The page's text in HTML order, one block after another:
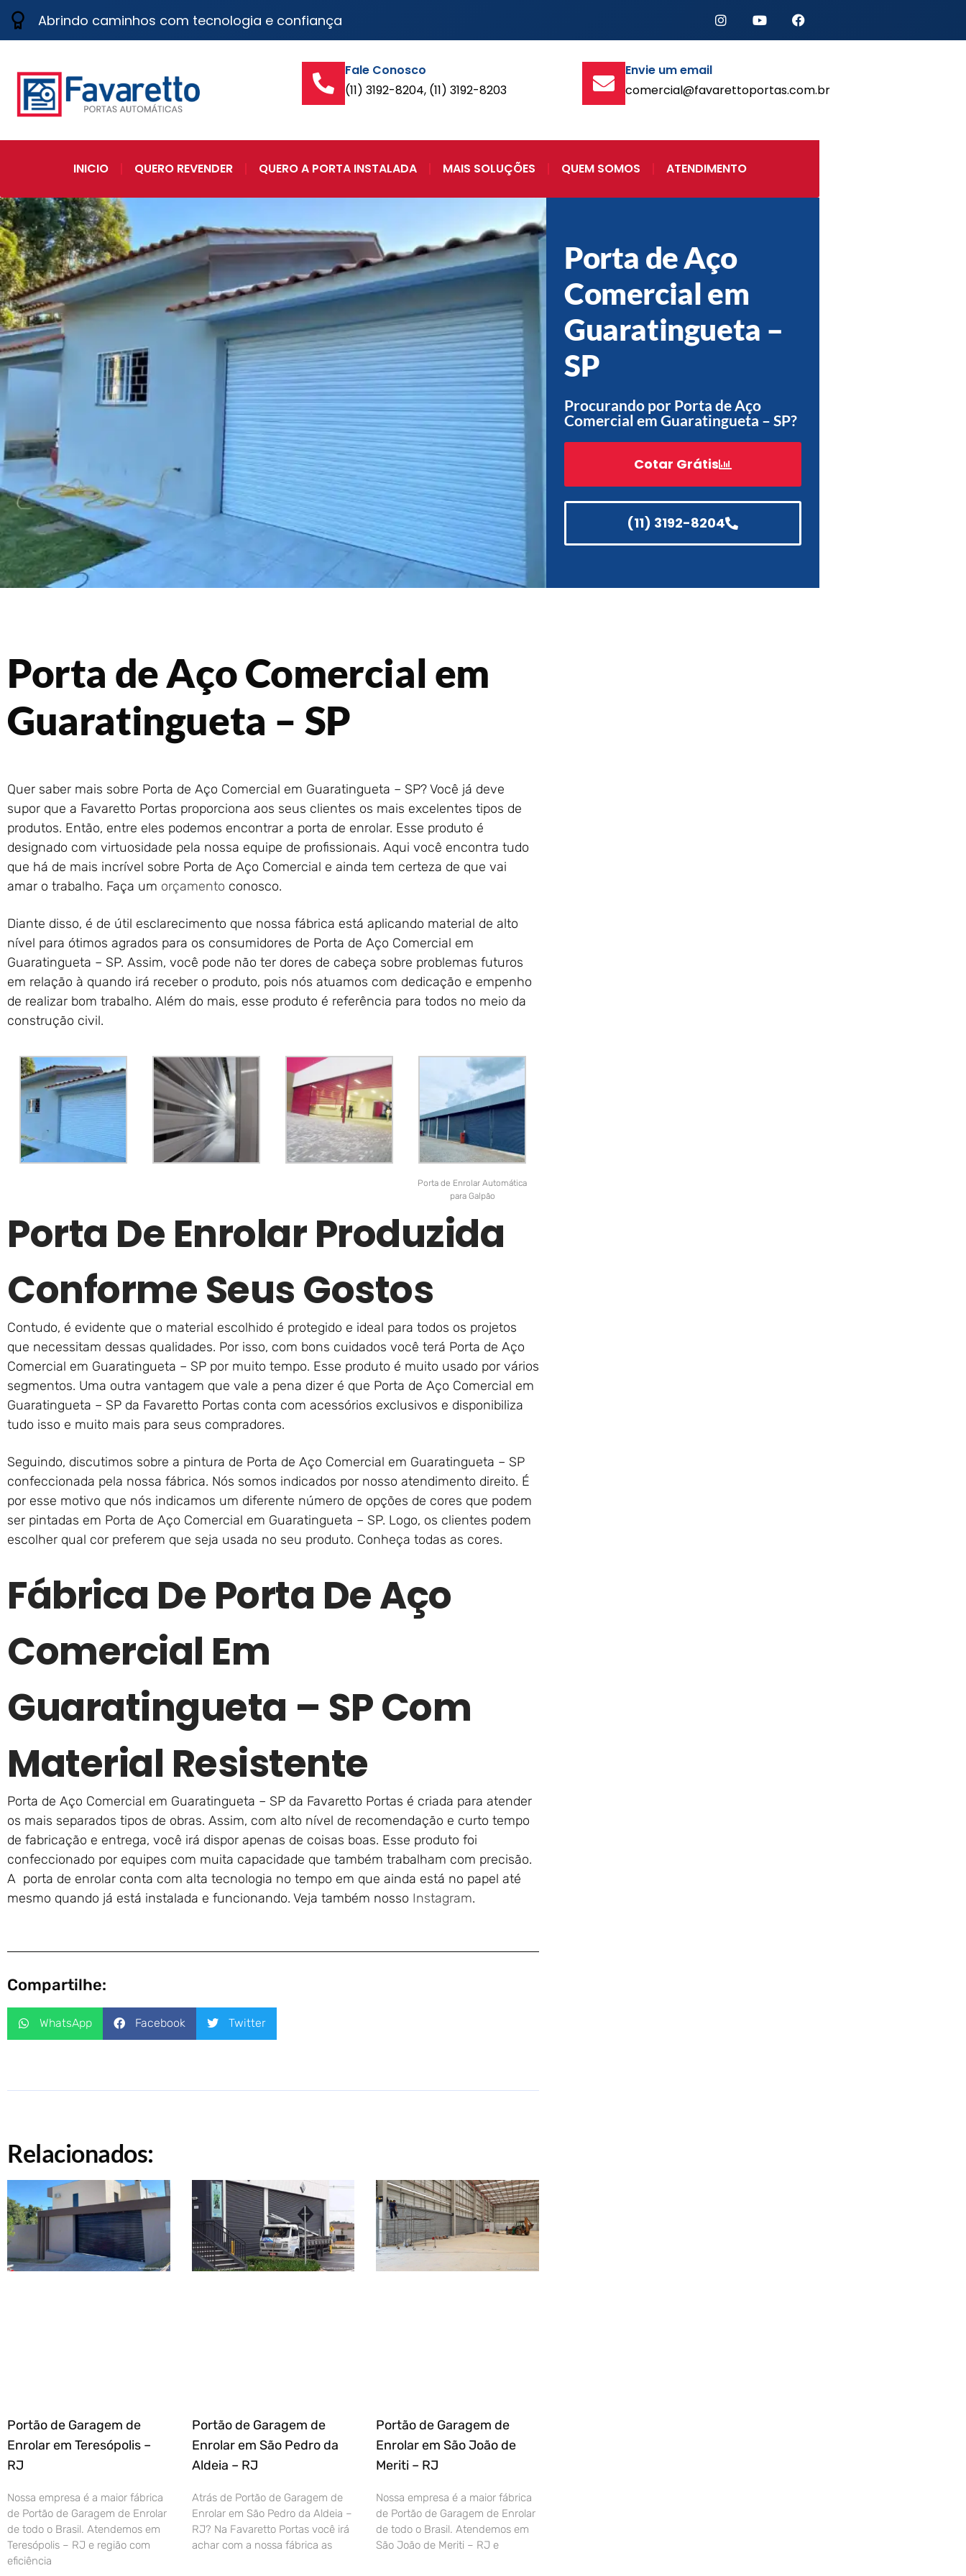
Abrindo caminhos com tecnologia e confiança
Fale Conosco
(11) 3192-8204, (11) 3192-8203
Envie um email
comercial@favarettoportas.com.br
INICIO QUERO REVENDER QUERO A PORTA INSTALADA MAIS SOLUÇÕES QUEM SOMOS ATENDIMENTO
Porta de Aço
Comercial em
Guaratingueta –
SP
Procurando por Porta de Aço
Comercial em Guaratingueta – SP?
Cotar Grátis
(11) 3192-8204
Porta de Aço Comercial em
Guaratingueta – SP
Quer saber mais sobre Porta de Aço Comercial em Guaratingueta – SP? Você já deve
supor que a Favaretto Portas proporciona aos seus clientes os mais excelentes tipos de
produtos. Então, entre eles podemos encontrar a porta de enrolar. Esse produto é
designado com virtuosidade pela nossa equipe de profissionais. Aqui você encontra tudo
que há de mais incrível sobre Porta de Aço Comercial e ainda tem certeza de que vai
amar o trabalho. Faça um orçamento conosco.
Diante disso, é de útil esclarecimento que nossa fábrica está aplicando material de alto
nível para ótimos agrados para os consumidores de Porta de Aço Comercial em
Guaratingueta – SP. Assim, você pode não ter dores de cabeça sobre problemas futuros
em relação à quando irá receber o produto, pois nós atuamos com dedicação e empenho
de realizar bom trabalho. Além do mais, esse produto é referência para todos no meio da
construção civil.
Porta de Enrolar Automática
para Galpão
Porta De Enrolar Produzida
Conforme Seus Gostos
Contudo, é evidente que o material escolhido é protegido e ideal para todos os projetos
que necessitam dessas qualidades. Por isso, com bons cuidados você terá Porta de Aço
Comercial em Guaratingueta – SP por muito tempo. Esse produto é muito usado por vários
segmentos. Uma outra vantagem que vale a pena dizer é que Porta de Aço Comercial em
Guaratingueta – SP da Favaretto Portas conta com acessórios exclusivos e disponibiliza
tudo isso e muito mais para seus compradores.
Seguindo, discutimos sobre a pintura de Porta de Aço Comercial em Guaratingueta – SP
confeccionada pela nossa fábrica. Nós somos indicados por nosso atendimento direito. É
por esse motivo que nós indicamos um diferente número de opções de cores que podem
ser pintadas em Porta de Aço Comercial em Guaratingueta – SP. Logo, os clientes podem
escolher qual cor preferem que seja usada no seu produto. Conheça todas as cores.
Fábrica De Porta De Aço
Comercial Em
Guaratingueta – SP Com
Material Resistente
Porta de Aço Comercial em Guaratingueta – SP da Favaretto Portas é criada para atender
os mais separados tipos de obras. Assim, com alto nível de recomendação e curto tempo
de fabricação e entrega, você irá dispor apenas de coisas boas. Esse produto foi
confeccionado por equipes com muita capacidade que também trabalham com precisão.
A porta de enrolar conta com alta tecnologia no tempo em que ainda está no papel até
mesmo quando já está instalada e funcionando. Veja também nosso Instagram.
Compartilhe:
WhatsApp Facebook Twitter
Relacionados:
Portão de Garagem de
Enrolar em Teresópolis –
RJ
Nossa empresa é a maior fábrica
de Portão de Garagem de Enrolar
de todo o Brasil. Atendemos em
Teresópolis – RJ e região com
eficiência
Portão de Garagem de
Enrolar em São Pedro da
Aldeia – RJ
Atrás de Portão de Garagem de
Enrolar em São Pedro da Aldeia –
RJ? Na Favaretto Portas você irá
achar com a nossa fábrica as
Portão de Garagem de
Enrolar em São João de
Meriti – RJ
Nossa empresa é a maior fábrica
de Portão de Garagem de Enrolar
de todo o Brasil. Atendemos em
São João de Meriti – RJ e